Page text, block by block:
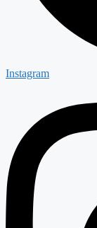
Instagram